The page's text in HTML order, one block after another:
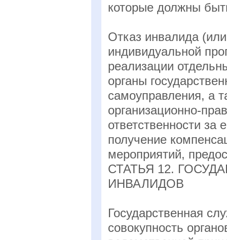
которые должны
Отказ инвалида
индивидуальной
реализации
органы
самоуправления, а
организационно-
ответственности за
получение
мероприятий,
СТАТЬЯ 12.
ИНВАЛИДОВ
Государственная
совокупность